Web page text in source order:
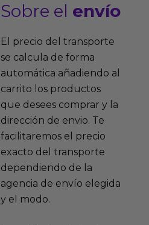
Sobre el envío
El precio del transporte
se calcula de forma
automática añadiendo al
carrito los productos
que desees comprar y la
dirección de envio. Te
facilitaremos el precio
exacto del transporte
dependiendo de la
agencia de envío elegida
y el modo.